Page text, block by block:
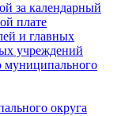
за календарный
плате
и главных
учреждений
муниципального
округа